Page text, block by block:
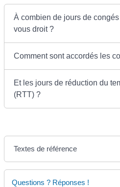
À combien de jours de
vous droit ?
Comment sont accordés les
Et les jours de réduction du
(RTT) ?
Textes de référence
Questions ? Réponses !